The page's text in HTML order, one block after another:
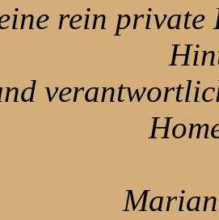
rein private